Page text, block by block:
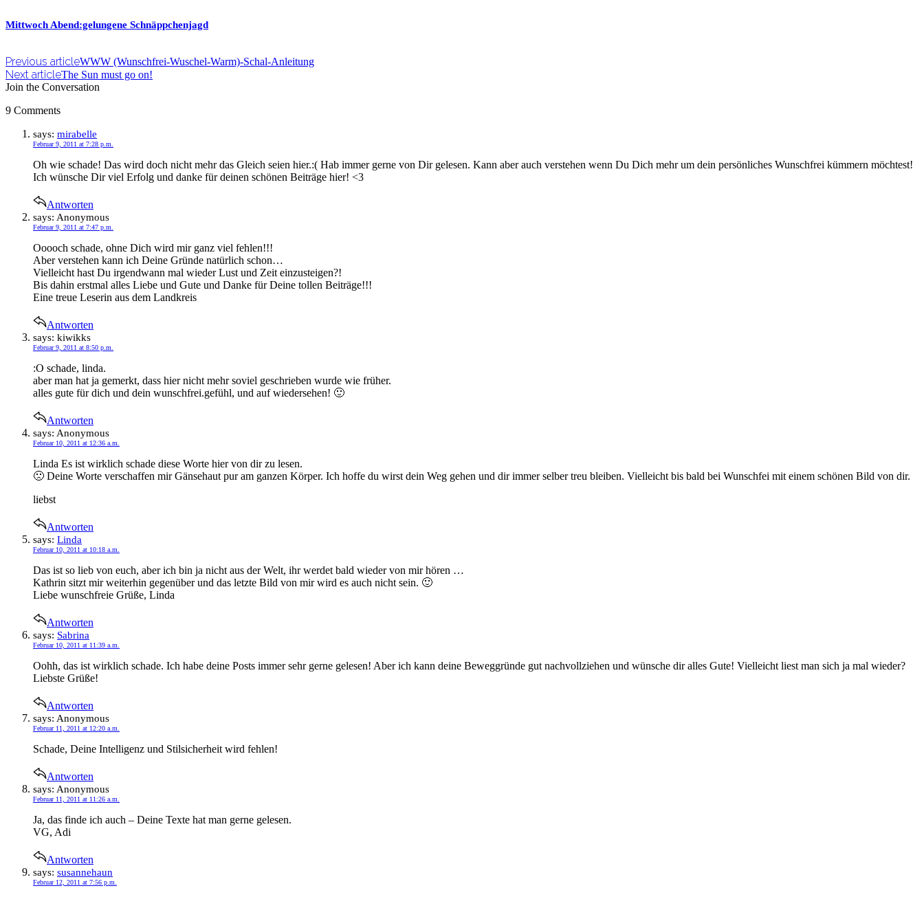
Mittwoch Abend:gelungene Schnäppchenjagd
Previous articleWWW (Wunschfrei-Wuschel-Warm)-Schal-Anleitung
Next articleThe Sun must go on!
Join the Conversation
9 Comments
says: mirabelle
Februar 9, 2011 at 7:28 p.m.
Oh wie schade! Das wird doch nicht mehr das Gleich seien hier.:( Hab immer gerne von Dir gelesen. Kann aber auch verstehen wenn Du Dich mehr um dein persönliches Wunschfrei kümmern möchtest!
Ich wünsche Dir viel Erfolg und danke für deinen schönen Beiträge hier! <3
Antworten
says: Anonymous
Februar 9, 2011 at 7:47 p.m.
Ooooch schade, ohne Dich wird mir ganz viel fehlen!!!
Aber verstehen kann ich Deine Gründe natürlich schon…
Vielleicht hast Du irgendwann mal wieder Lust und Zeit einzusteigen?!
Bis dahin erstmal alles Liebe und Gute und Danke für Deine tollen Beiträge!!!
Eine treue Leserin aus dem Landkreis
Antworten
says: kiwikks
Februar 9, 2011 at 8:50 p.m.
:O schade, linda.
aber man hat ja gemerkt, dass hier nicht mehr soviel geschrieben wurde wie früher.
alles gute für dich und dein wunschfrei.gefühl, und auf wiedersehen! 🙂
Antworten
says: Anonymous
Februar 10, 2011 at 12:36 a.m.
Linda Es ist wirklich schade diese Worte hier von dir zu lesen.
🙁 Deine Worte verschaffen mir Gänsehaut pur am ganzen Körper. Ich hoffe du wirst dein Weg gehen und dir immer selber treu bleiben. Vielleicht bis bald bei Wunschfei mit einem schönen Bild von dir.
liebst
Antworten
says: Linda
Februar 10, 2011 at 10:18 a.m.
Das ist so lieb von euch, aber ich bin ja nicht aus der Welt, ihr werdet bald wieder von mir hören …
Kathrin sitzt mir weiterhin gegenüber und das letzte Bild von mir wird es auch nicht sein. 🙂
Liebe wunschfreie Grüße, Linda
Antworten
says: Sabrina
Februar 10, 2011 at 11:39 a.m.
Oohh, das ist wirklich schade. Ich habe deine Posts immer sehr gerne gelesen! Aber ich kann deine Beweggründe gut nachvollziehen und wünsche dir alles Gute! Vielleicht liest man sich ja mal wieder?
Liebste Grüße!
Antworten
says: Anonymous
Februar 11, 2011 at 12:20 a.m.
Schade, Deine Intelligenz und Stilsicherheit wird fehlen!
Antworten
says: Anonymous
Februar 11, 2011 at 11:26 a.m.
Ja, das finde ich auch – Deine Texte hat man gerne gelesen.
VG, Adi
Antworten
says: susannehaun
Februar 12, 2011 at 7:56 p.m.